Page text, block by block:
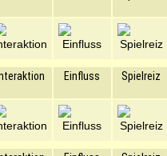
Einfluss Spielreiz